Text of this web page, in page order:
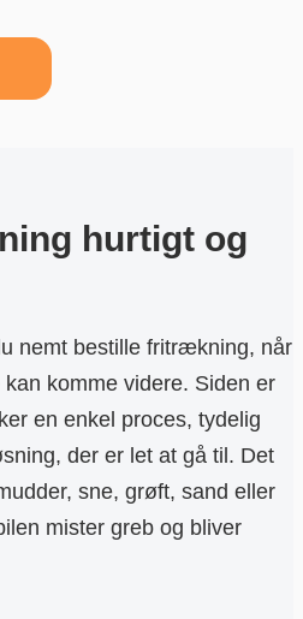
hurtigt og
nemt bestille fritrækning, når
komme videre. Siden er
en enkel proces, tydelig
der er let at gå til. Det
sne, grøft, sand eller
mister greb og bliver